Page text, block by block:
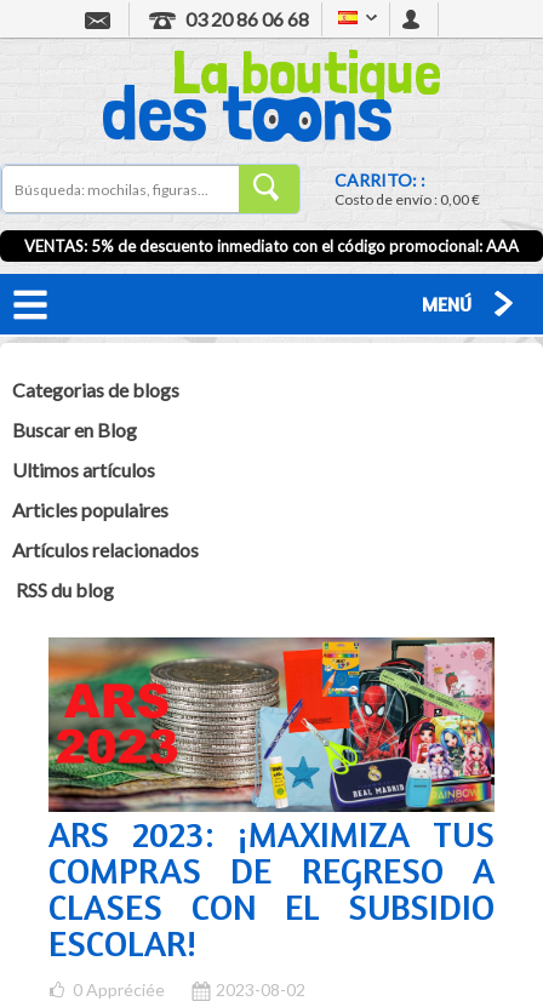
03 20 86 06 68
CARRITO: :
Costo de envío :0,00 €
VENTAS: 5% de descuento inmediato con el código promocional:AAA
MENÚ
Categorias de blogs
Buscar en Blog
Ultimos artículos
Articles populaires
Artículos relacionados
RSS du blog
ARS 2023: ¡MAXIMIZA TUS
COMPRAS DE REGRESO A
CLASES CON EL SUBSIDIO
ESCOLAR!
0 Appréciée 2023-08-02